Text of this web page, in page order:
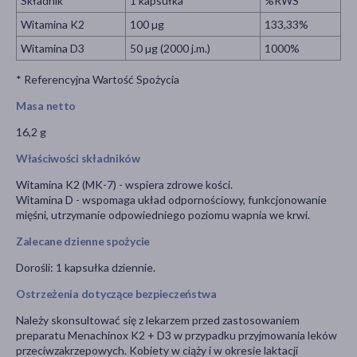
Witamina K2
100 µg
133,33%
Witamina D3
50 µg (2000 j.m.) 1000%
* Referencyjna Wartość Spożycia
Masa netto
16,2 g
Właściwości składników
Witamina K2 (MK-7) - wspiera zdrowe kości.
Witamina D - wspomaga układ odpornościowy, funkcjonowanie
mięśni, utrzymanie odpowiedniego poziomu wapnia we krwi.
Zalecane dzienne spożycie
Dorośli: 1 kapsułka dziennie.
Ostrzeżenia dotyczące bezpieczeństwa
Należy skonsultować się z lekarzem przed zastosowaniem
preparatu Menachinox K2 + D3 w przypadku przyjmowania leków
przeciwzakrzepowych. Kobiety w ciąży i w okresie laktacji